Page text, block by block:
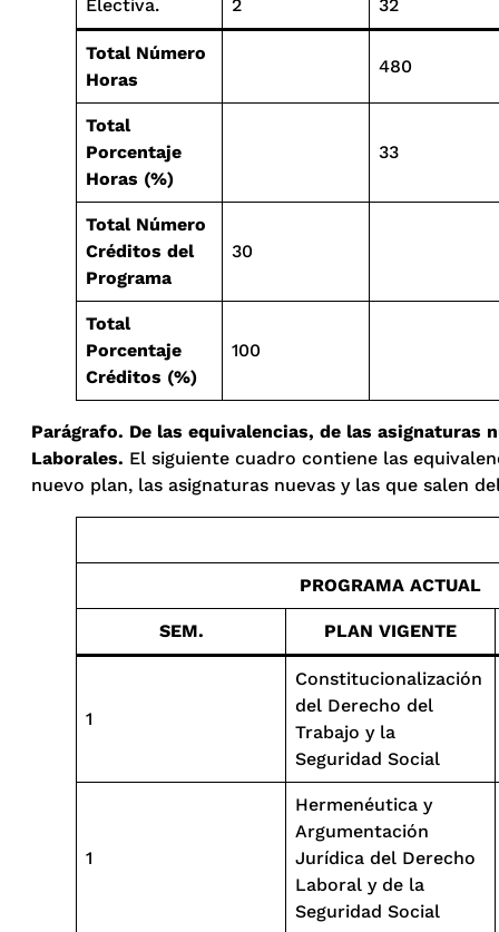
Electiva. 2 32
Total Número
Horas
480
Total
Porcentaje
Horas (%)
33
Total Número
Créditos del
Programa
30
Total
Porcentaje
Créditos (%)
100
Parágrafo. De las equivalencias, de las asignaturas
Laborales. El siguiente cuadro contiene las
nuevo plan, las asignaturas nuevas y las que salen
PROGRAMA ACTUAL
SEM. PLAN VIGENTE
1
Constitucionalización
del Derecho del
Trabajo y la
Seguridad Social
1
Hermenéutica y
Argumentación
Jurídica del Derecho
Laboral y de la
Seguridad Social